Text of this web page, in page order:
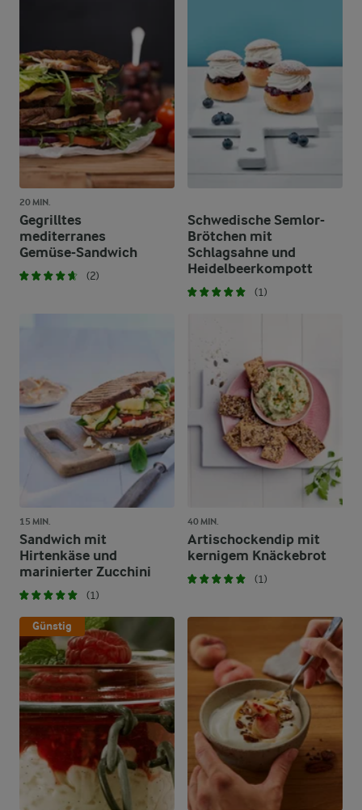
20 MIN.
Gegrilltes
mediterranes
Gemüse-Sandwich
(2)
Schwedische Semlor-
Brötchen mit
Schlagsahne und
Heidelbeerkompott
(1)
15 MIN.
Sandwich mit
Hirtenkäse und
marinierter Zucchini
(1)
40 MIN.
Artischockendip mit
kernigem Knäckebrot
(1)
Günstig